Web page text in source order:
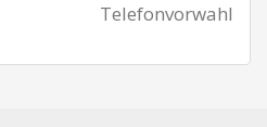
Telefonvorwahl